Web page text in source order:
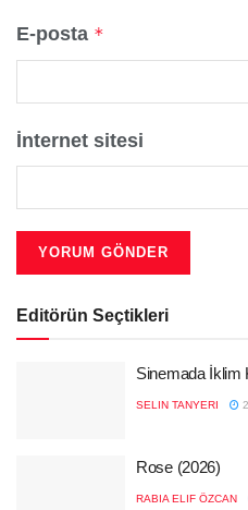
E-posta *
İnternet sitesi
Editörün Seçtikleri
Sinemada İklim
SELIN TANYERI
Rose (2026)
RABIA ELIF ÖZCAN